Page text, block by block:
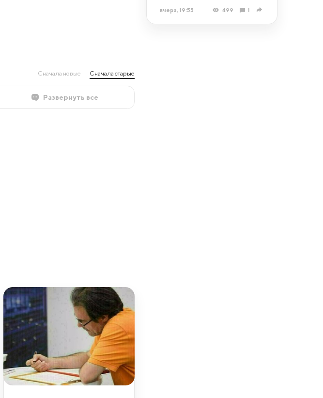
Сначала новые Сначала старые
Развернуть все
вчера, 19:55 499 1